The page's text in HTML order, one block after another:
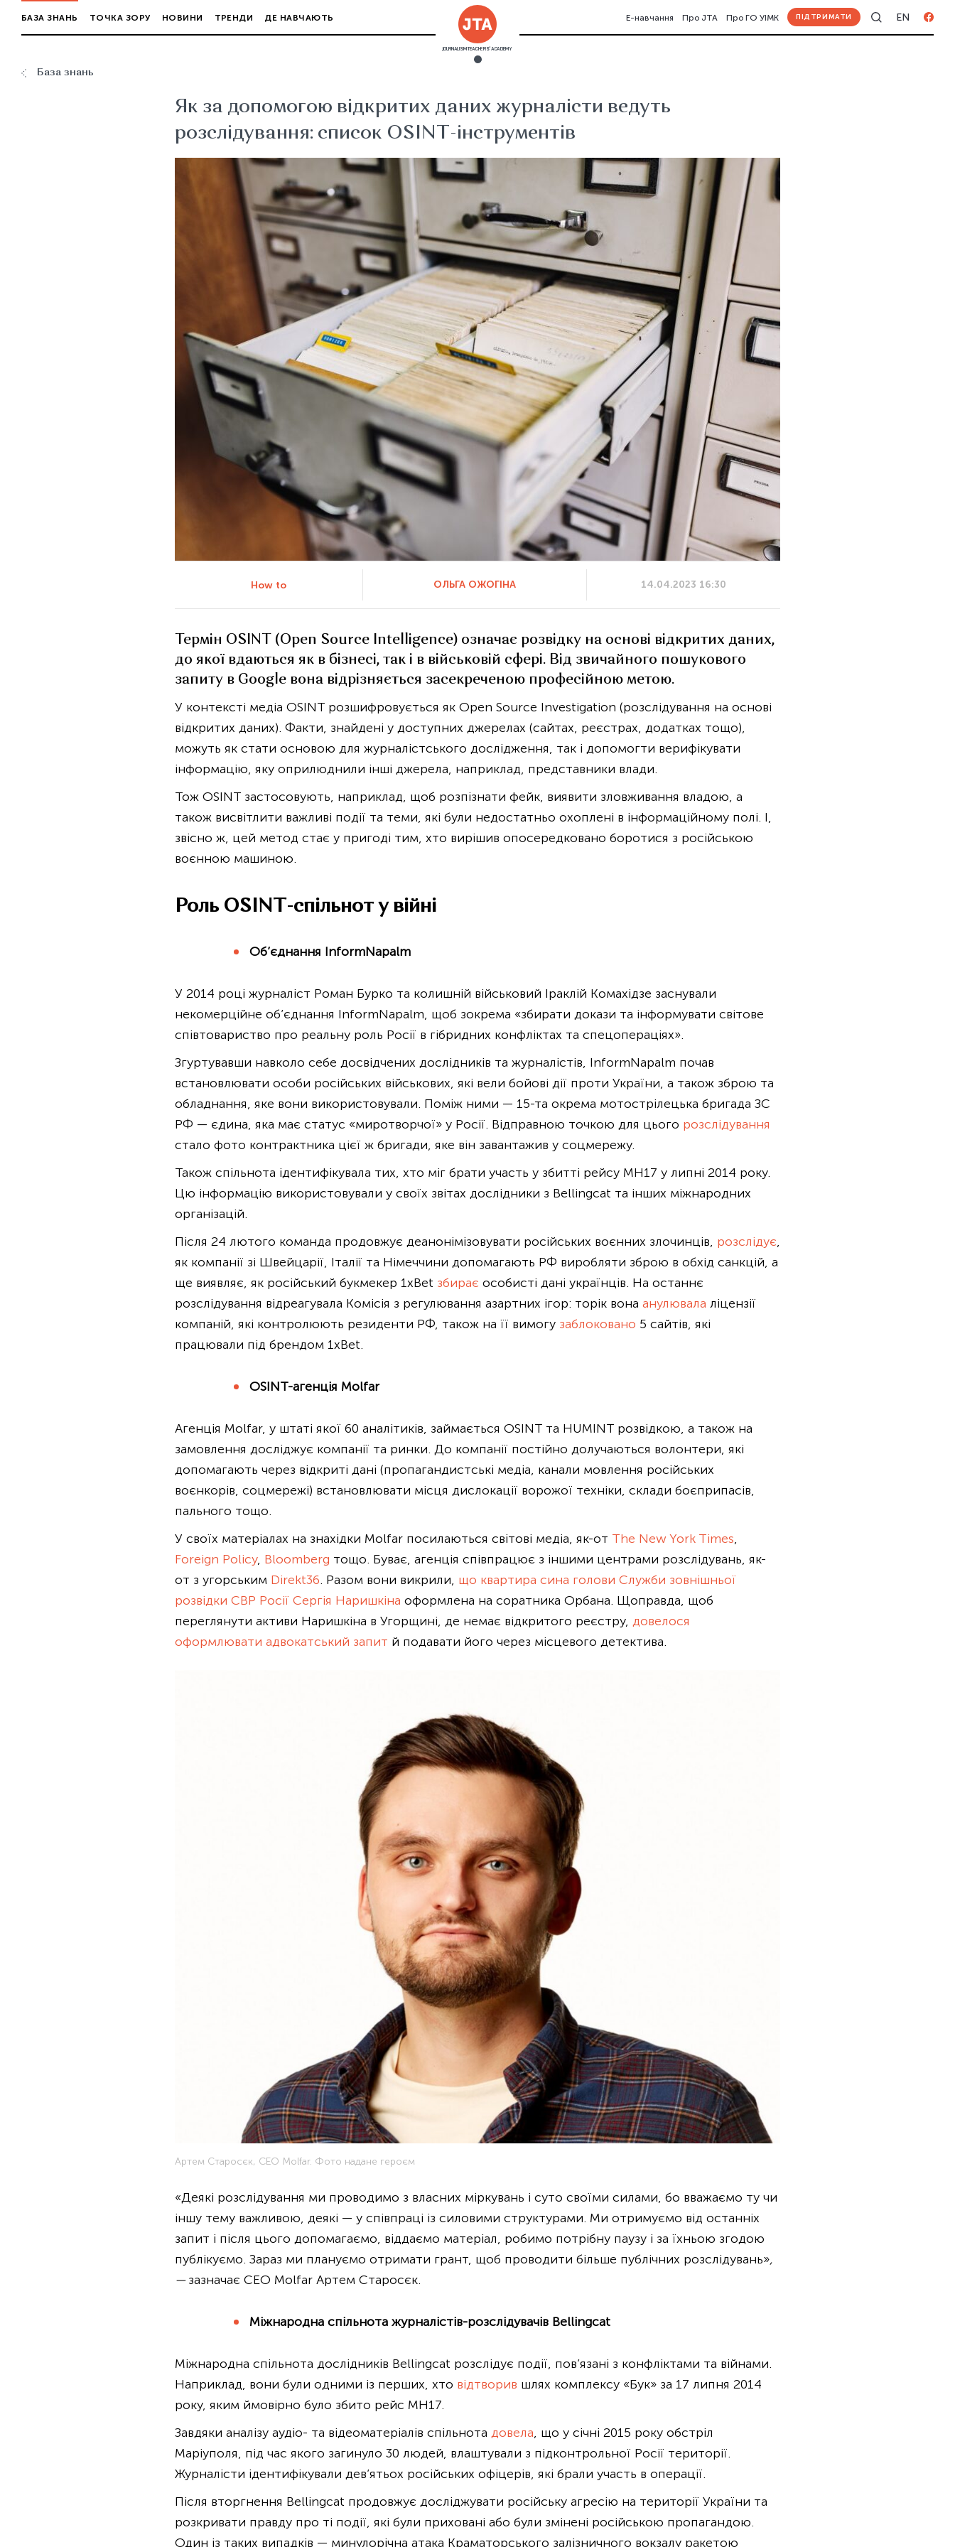
БАЗА ЗНАНЬ ТОЧКА ЗОРУ НОВИНИ ТРЕНДИ ДЕ НАВЧАЮТЬ
JOURNALISM TEACHERS' ACADEMY
Е-навчання Про JTA Про ГО УІМК ПІДТРИМАТИ EN
База знань
Як за допомогою відкритих даних журналісти ведуть
розслідування: список OSINT-інструментів
How to ОЛЬГА ОЖОГІНА 14.04.2023 16:30
Термін OSINT (Open Source Intelligence) означає розвідку на основі відкритих даних,
до якої вдаються як в бізнесі, так і в військовій сфері. Від звичайного пошукового
запиту в Google вона відрізняється засекреченою професійною метою.
У контексті медіа OSINT розшифровується як Open Source Investigation (розслідування на основі
відкритих даних). Факти, знайдені у доступних джерелах (сайтах, реєстрах, додатках тощо),
можуть як стати основою для журналістського дослідження, так і допомогти верифікувати
інформацію, яку оприлюднили інші джерела, наприклад, представники влади.
Тож OSINT застосовують, наприклад, щоб розпізнати фейк, виявити зловживання владою, а
також висвітлити важливі події та теми, які були недостатньо охоплені в інформаційному полі. І,
звісно ж, цей метод стає у пригоді тим, хто вирішив опосередковано боротися з російською
воєнною машиною.
Роль OSINT-спільнот у війні
Об’єднання InformNapalm
У 2014 році журналіст Роман Бурко та колишній військовий Іраклій Комахідзе заснували
некомерційне об’єднання InformNapalm, щоб зокрема «збирати докази та інформувати світове
співтовариство про реальну роль Росії в гібридних конфліктах та спецопераціях».
Згуртувавши навколо себе досвідчених дослідників та журналістів, InformNapalm почав
встановлювати особи російських військових, які вели бойові дії проти України, а також зброю та
обладнання, яке вони використовували. Поміж ними — 15-та окрема мотострілецька бригада ЗС
РФ — єдина, яка має статус «миротворчої» у Росії. Відправною точкою для цього розслідування
стало фото контрактника цієї ж бригади, яке він завантажив у соцмережу.
Також спільнота ідентифікувала тих, хто міг брати участь у збитті рейсу MH17 у липні 2014 року.
Цю інформацію використовували у своїх звітах дослідники з Bellingcat та інших міжнародних
організацій.
Після 24 лютого команда продовжує деанонімізовувати російських воєнних злочинців, розслідує,
як компанії зі Швейцарії, Італії та Німеччини допомагають РФ виробляти зброю в обхід санкцій, а
ще виявляє, як російський букмекер 1xBet збирає особисті дані українців. На останнє
розслідування відреагувала Комісія з регулювання азартних ігор: торік вона анулювала ліцензії
компаній, які контролюють резиденти РФ, також на її вимогу заблоковано 5 сайтів, які
працювали під брендом 1xBet.
OSINT-агенція Molfar
Агенція Molfar, у штаті якої 60 аналітиків, займається OSINT та HUMINT розвідкою, а також на
замовлення досліджує компанії та ринки. До компанії постійно долучаються волонтери, які
допомагають через відкриті дані (пропагандистські медіа, канали мовлення російських
воєнкорів, соцмережі) встановлювати місця дислокації ворожої техніки, склади боєприпасів,
пального тощо.
У своїх матеріалах на знахідки Molfar посилаються світові медіа, як-от The New York Times,
Foreign Policy, Bloomberg тощо. Буває, агенція співпрацює з іншими центрами розслідувань, як-
от з угорським Direkt36. Разом вони викрили, що квартира сина голови Служби зовнішньої
розвідки СВР Росії Сергія Наришкіна оформлена на соратника Орбана. Щоправда, щоб
переглянути активи Наришкіна в Угорщині, де немає відкритого реєстру, довелося
оформлювати адвокатський запит й подавати його через місцевого детектива.
Артем Старосєк, CEO Molfar. Фото надане героєм
«Деякі розслідування ми проводимо з власних міркувань і суто своїми силами, бо вважаємо ту чи
іншу тему важливою, деякі — у співпраці із силовими структурами. Ми отримуємо від останніх
запит і після цього допомагаємо, віддаємо матеріал, робимо потрібну паузу і за їхньою згодою
публікуємо. Зараз ми плануємо отримати грант, щоб проводити більше публічних розслідувань»,
—зазначає CEO Molfar Артем Старосєк.
Міжнародна спільнота журналістів-розслідувачів Bellingcat
Міжнародна спільнота дослідників Bellingcat розслідує події, пов’язані з конфліктами та війнами.
Наприклад, вони були одними із перших, хто відтворив шлях комплексу «Бук» за 17 липня 2014
року, яким ймовірно було збито рейс MH17.
Завдяки аналізу аудіо- та відеоматеріалів спільнота довела, що у січні 2015 року обстріл
Маріуполя, під час якого загинуло 30 людей, влаштували з підконтрольної Росії території.
Журналісти ідентифікували дев’ятьох російських офіцерів, які брали участь в операції.
Після вторгнення Bellingcat продовжує досліджувати російську агресію на території України та
розкривати правду про ті події, які були приховані або були змінені російською пропагандою.
Один із таких випадків — минулорічна атака Краматорського залізничного вокзалу ракетою